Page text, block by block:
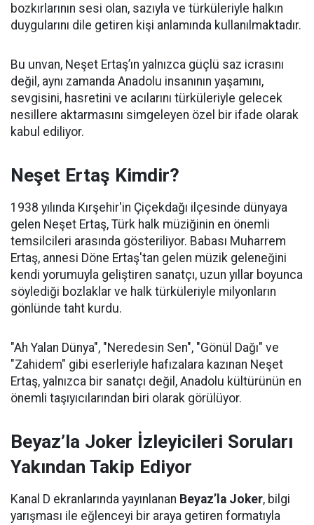
bozkırlarının sesi olan, sazıyla ve türküleriyle halkın
duygularını dile getiren kişi anlamında kullanılmaktadır.
Bu unvan, Neşet Ertaş’ın yalnızca güçlü saz icrasını
değil, aynı zamanda Anadolu insanının yaşamını,
sevgisini, hasretini ve acılarını türküleriyle gelecek
nesillere aktarmasını simgeleyen özel bir ifade olarak
kabul ediliyor.
Neşet Ertaş Kimdir?
1938 yılında Kırşehir'in Çiçekdağı ilçesinde dünyaya
gelen Neşet Ertaş, Türk halk müziğinin en önemli
temsilcileri arasında gösteriliyor. Babası Muharrem
Ertaş, annesi Döne Ertaş'tan gelen müzik geleneğini
kendi yorumuyla geliştiren sanatçı, uzun yıllar boyunca
söylediği bozlaklar ve halk türküleriyle milyonların
gönlünde taht kurdu.
"Ah Yalan Dünya", "Neredesin Sen", "Gönül Dağı" ve
"Zahidem" gibi eserleriyle hafızalara kazınan Neşet
Ertaş, yalnızca bir sanatçı değil, Anadolu kültürünün en
önemli taşıyıcılarından biri olarak görülüyor.
Beyaz’la Joker İzleyicileri Soruları
Yakından Takip Ediyor
Kanal D ekranlarında yayınlanan Beyaz’la Joker, bilgi
yarışması ile eğlenceyi bir araya getiren formatıyla